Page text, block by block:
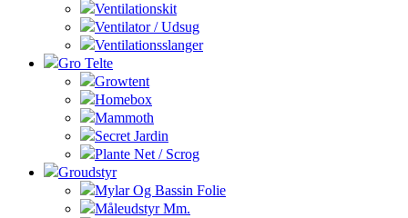
Ventilationskit
Ventilator / Udsug
Ventilationsslanger
Gro Telte
Growtent
Homebox
Mammoth
Secret Jardin
Plante Net / Scrog
Groudstyr
Mylar Og Bassin Folie
Måleudstyr Mm.